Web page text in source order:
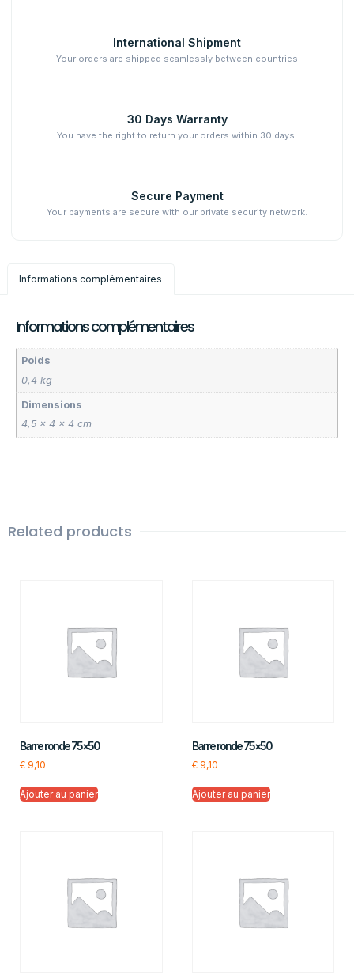
International Shipment
Your orders are shipped seamlessly between countries
30 Days Warranty
You have the right to return your orders within 30 days.
Secure Payment
Your payments are secure with our private security network.
Informations complémentaires
Informations complémentaires
Poids
0,4 kg
Dimensions
4,5 × 4 × 4 cm
Related products
Barre ronde 75×50
€ 9,10
Ajouter au panier
Barre ronde 75×50
€9,10
Ajouter au panier